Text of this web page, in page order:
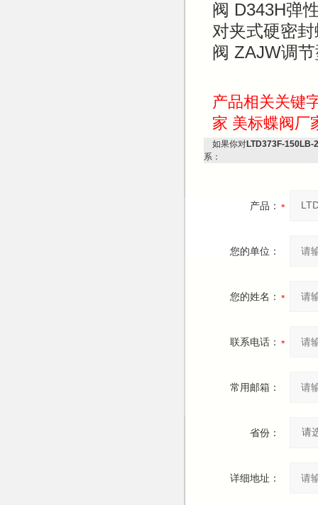
阀 D343H弹
对夹式硬密
阀 ZAJW调
产品相关关键
家 美标蝶阀厂
如果你对LTD373F-150LB-
系：
产品：
您的单位：
您的姓名：
联系电话：
常用邮箱：
省份：
详细地址：